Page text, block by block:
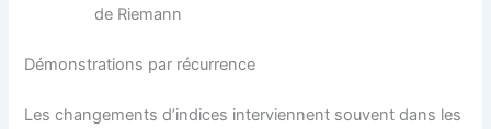
de Riemann
Démonstrations par récurrence
Les changements d’indices interviennent souvent dans les